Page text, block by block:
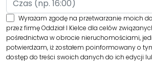
Wyrażam zgodę na przetwarzanie moich
przez firmę Oddział I Kielce dla celów
pośrednictwa w obrocie nieruchomościami,
potwierdzam, iż zostałem poinformowany o
dostęp do treści swoich danych do ich edycji